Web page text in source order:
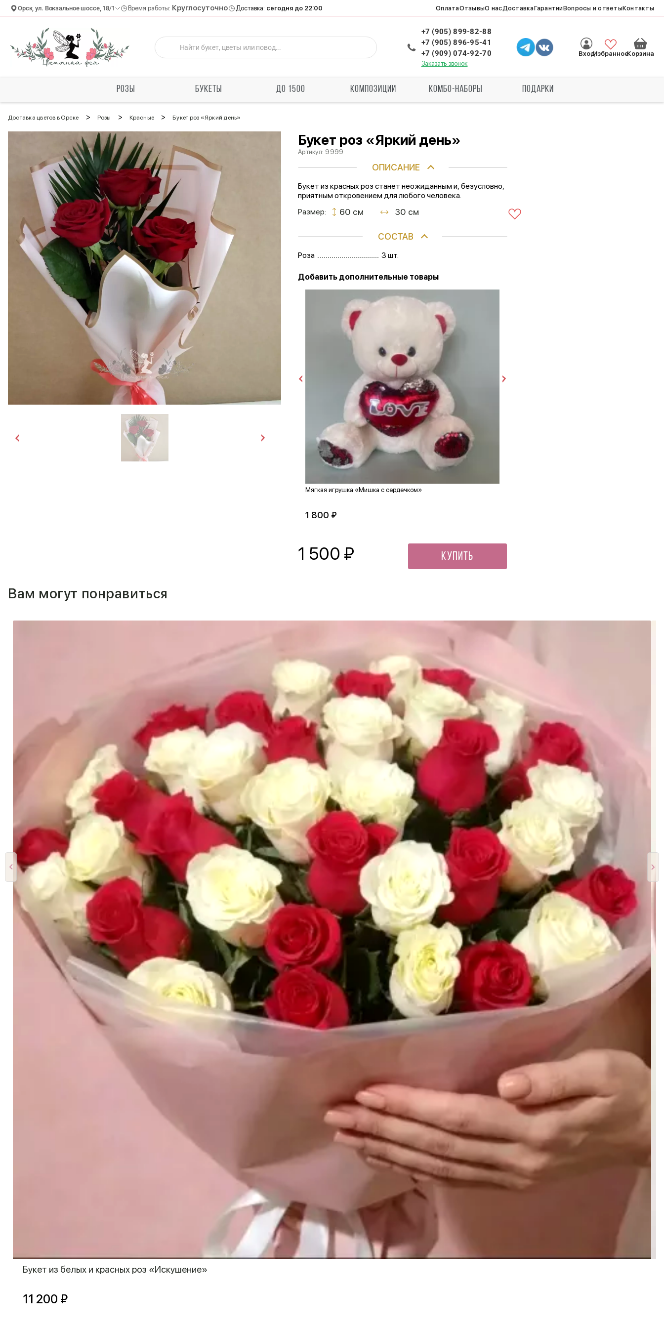
Орск, ул. Вокзальное шоссе, 18/1 Время работы: Круглосуточно Доставка: сегодня до 22:00 ОплатаОтзывыО насДоставкаГарантииВопросы и ответыКонтакты
+7 (905) 899-82-88
+7 (905) 896-95-41
+7 (909) 074-92-70
Заказать звонок
ВходИзбранноеКорзина
РОЗЫ БУКЕТЫ ДО 1500 КОМПОЗИЦИИ КОМБО-НАБОРЫ ПОДАРКИ
Доставка цветов в Орске > Розы > Красные > Букет роз «Яркий день»
Букет роз «Яркий день»
Артикул: 9999
ОПИСАНИЕ
Букет из красных роз станет неожиданным и, безусловно,
приятным откровением для любого человека.
Размер:
60 см 30 см
СОСТАВ
Роза 3 шт.
Добавить дополнительные товары
Мягкая игрушка «Мишка с сердечком»
1 800 ₽
1 500 ₽ Купить
Вам могут понравиться
Букет из белых и красных роз «Искушение»
11 200 ₽